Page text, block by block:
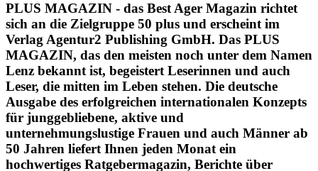
PLUS MAGAZIN - das Best Ager Magazin richtet
sich an die Zielgruppe 50 plus und erscheint im
Verlag Agentur2 Publishing GmbH. Das PLUS
MAGAZIN, das den meisten noch unter dem Namen
Lenz bekannt ist, begeistert Leserinnen und auch
Leser, die mitten im Leben stehen. Die deutsche
Ausgabe des erfolgreichen internationalen Konzepts
für junggebliebene, aktive und
unternehmungslustige Frauen und auch Männer ab
50 Jahren liefert Ihnen jeden Monat ein
hochwertiges Ratgebermagazin, Berichte über